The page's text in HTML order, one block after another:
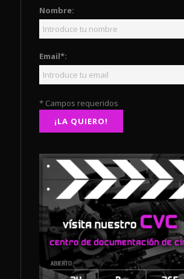
Nombre:
Email*:
* Campos requeridos